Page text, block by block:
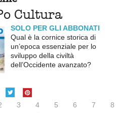
Cultura
SOLO PER GLI ABBONATI
Qual è la cornice storica di
un’epoca essenziale per lo
sviluppo della civiltà
dell’Occidente avanzato?
3 4 5 6 7
8